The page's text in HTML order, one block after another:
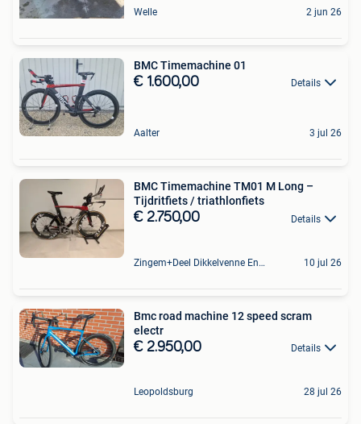
Welle 2 jun 26
BMC Timemachine 01
€ 1.600,00 Details
Aalter 3 jul 26
BMC Timemachine TM01 M Long –
Tijdritfiets / triathlonfiets
€ 2.750,00 Details
Zingem+Deel Dikkelvenne En Nederzwalm-Hermelgem 10 jul 26
Bmc road machine 12 speed scram
electr
€ 2.950,00 Details
Leopoldsburg 28 jul 26